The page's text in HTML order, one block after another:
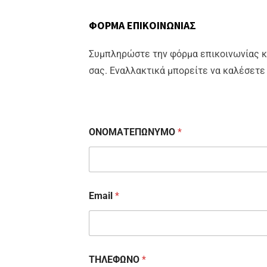
ΦΟΡΜΑ ΕΠΙΚΟΙΝΩΝΙΑΣ
Συμπληρώστε την φόρμα επικοινωνίας
σας. Εναλλακτικά μπορείτε να
ΟΝΟΜΑΤΕΠΩΝΥΜΟ *
Email *
ΤΗΛΕΦΩΝΟ *